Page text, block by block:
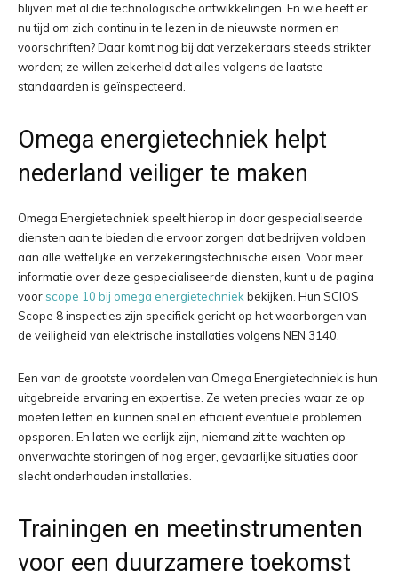
blijven met al die technologische ontwikkelingen. En wie heeft er
nu tijd om zich continu in te lezen in de nieuwste normen en
voorschriften? Daar komt nog bij dat verzekeraars steeds strikter
worden; ze willen zekerheid dat alles volgens de laatste
standaarden is geïnspecteerd.
Omega energietechniek helpt
nederland veiliger te maken
Omega Energietechniek speelt hierop in door gespecialiseerde
diensten aan te bieden die ervoor zorgen dat bedrijven voldoen
aan alle wettelijke en verzekeringstechnische eisen. Voor meer
informatie over deze gespecialiseerde diensten, kunt u de pagina
voor scope 10 bij omega energietechniek bekijken. Hun SCIOS
Scope 8 inspecties zijn specifiek gericht op het waarborgen van
de veiligheid van elektrische installaties volgens NEN 3140.
Een van de grootste voordelen van Omega Energietechniek is hun
uitgebreide ervaring en expertise. Ze weten precies waar ze op
moeten letten en kunnen snel en efficiënt eventuele problemen
opsporen. En laten we eerlijk zijn, niemand zit te wachten op
onverwachte storingen of nog erger, gevaarlijke situaties door
slecht onderhouden installaties.
Trainingen en meetinstrumenten
voor een duurzamere toekomst